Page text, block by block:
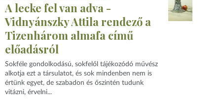
A lecke fel van adva -
Vidnyánszky Attila rendező a
Tizenhárom almafa című
előadásról
Sokféle gondolkodású, sokfelől tájékozódó művész
alkotja ezt a társulatot, és sok mindenben nem is
értünk egyet, de szabadon és őszintén tudunk
vitázni, érvelni...